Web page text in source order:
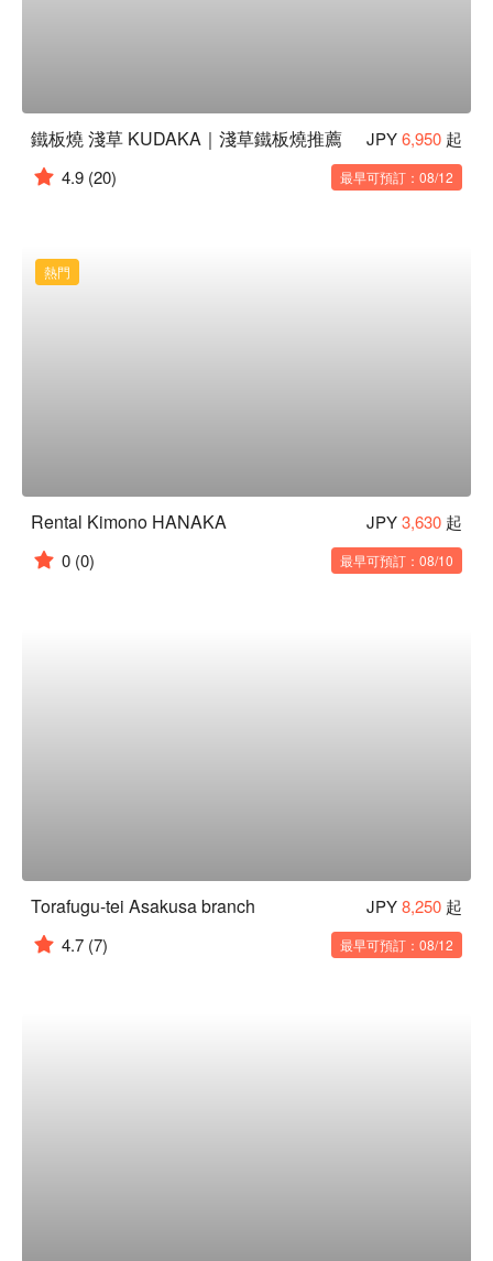
鐵板燒 淺草 KUDAKA｜淺草鐵板燒推薦 JPY6,950 起
4.9 (20) 最早可預訂：08/12
熱門
Rental Kimono HANAKA JPY3,630 起
0 (0) 最早可預訂：08/10
Torafugu-tei Asakusa branch JPY8,250 起
4.7 (7) 最早可預訂：08/12